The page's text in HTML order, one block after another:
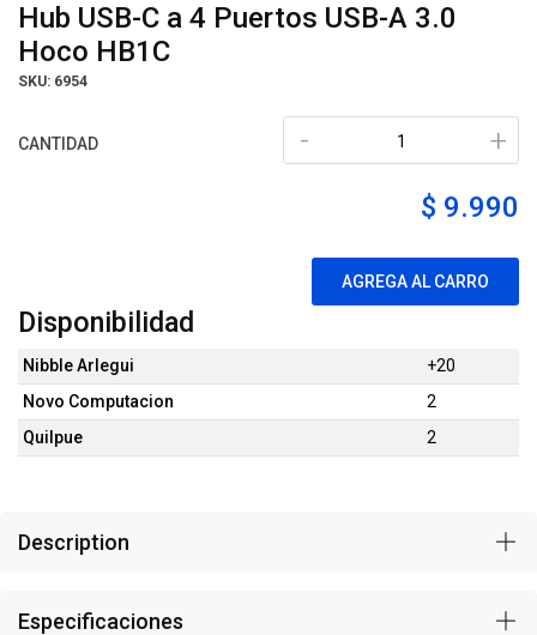
Hub USB-C a 4 Puertos USB-A 3.0
Hoco HB1C
SKU: 6954
CANTIDAD +
-
$ 9.990
AGREGA AL CARRO
Disponibilidad
Nibble Arlegui
+20
Novo Computacion
2
Quilpue
2
Description
Especificaciones